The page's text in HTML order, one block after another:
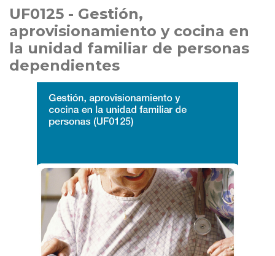
UF0125 - Gestión,
aprovisionamiento y cocina en
la unidad familiar de personas
dependientes